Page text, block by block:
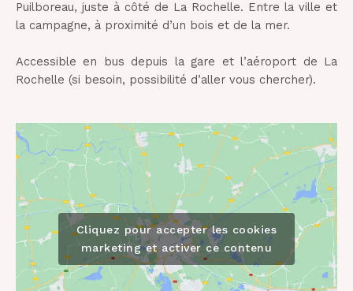
Puilboreau, juste à côté de La Rochelle. Entre la ville et
la campagne, à proximité d’un bois et de la mer.
Accessible en bus depuis la gare et l’aéroport de La
Rochelle (si besoin, possibilité d’aller vous chercher).
Cliquez pour accepter les cookies
marketing et activer ce contenu